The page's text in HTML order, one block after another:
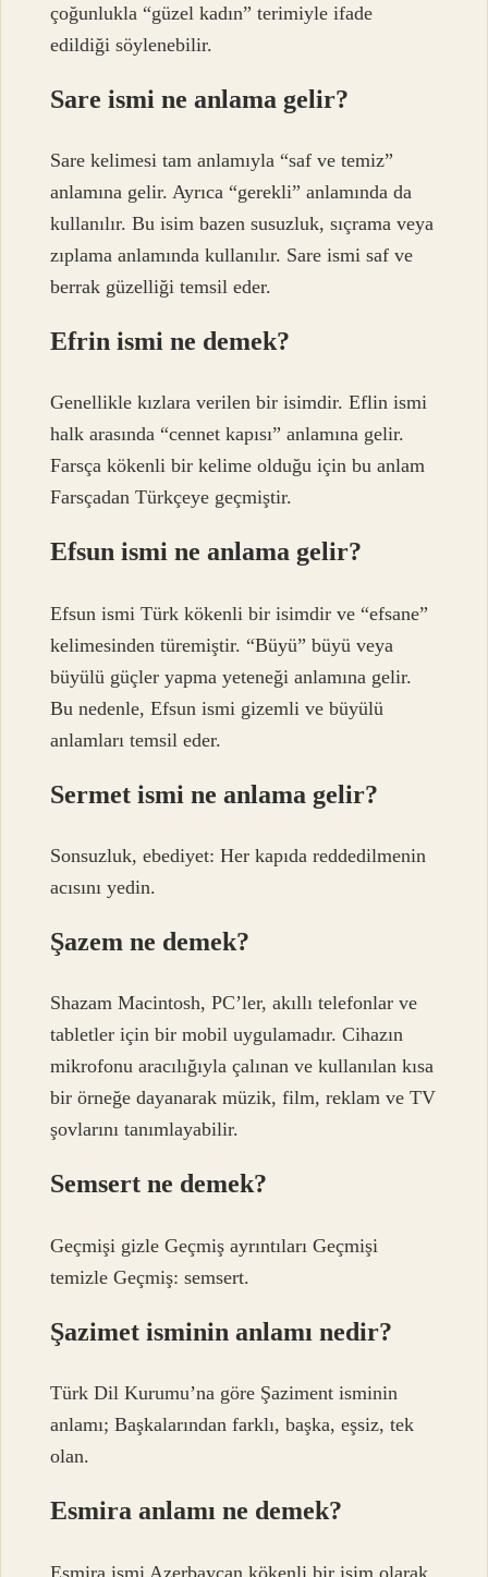
çoğunlukla “güzel kadın” terimiyle ifade
edildiği söylenebilir.
Sare ismi ne anlama gelir?
Sare kelimesi tam anlamıyla “saf ve temiz”
anlamına gelir. Ayrıca “gerekli” anlamında da
kullanılır. Bu isim bazen susuzluk, sıçrama veya
zıplama anlamında kullanılır. Sare ismi saf ve
berrak güzelliği temsil eder.
Efrin ismi ne demek?
Genellikle kızlara verilen bir isimdir. Eflin ismi
halk arasında “cennet kapısı” anlamına gelir.
Farsça kökenli bir kelime olduğu için bu anlam
Farsçadan Türkçeye geçmiştir.
Efsun ismi ne anlama gelir?
Efsun ismi Türk kökenli bir isimdir ve “efsane”
kelimesinden türemiştir. “Büyü” büyü veya
büyülü güçler yapma yeteneği anlamına gelir.
Bu nedenle, Efsun ismi gizemli ve büyülü
anlamları temsil eder.
Sermet ismi ne anlama gelir?
Sonsuzluk, ebediyet: Her kapıda reddedilmenin
acısını yedin.
Şazem ne demek?
Shazam Macintosh, PC’ler, akıllı telefonlar ve
tabletler için bir mobil uygulamadır. Cihazın
mikrofonu aracılığıyla çalınan ve kullanılan kısa
bir örneğe dayanarak müzik, film, reklam ve TV
şovlarını tanımlayabilir.
Semsert ne demek?
Geçmişi gizle Geçmiş ayrıntıları Geçmişi
temizle Geçmiş: semsert.
Şazimet isminin anlamı nedir?
Türk Dil Kurumu’na göre Şaziment isminin
anlamı; Başkalarından farklı, başka, eşsiz, tek
olan.
Esmira anlamı ne demek?
Esmira ismi Azerbaycan kökenli bir isim olarak